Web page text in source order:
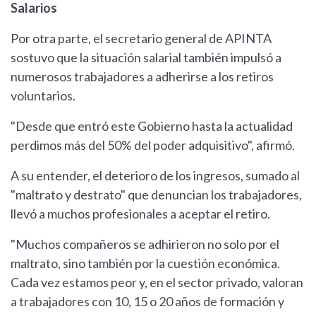
Salarios
Por otra parte, el secretario general de APINTA
sostuvo que la situación salarial también impulsó a
numerosos trabajadores a adherirse a los retiros
voluntarios.
"Desde que entró este Gobierno hasta la actualidad
perdimos más del 50% del poder adquisitivo", afirmó.
A su entender, el deterioro de los ingresos, sumado al
"maltrato y destrato" que denuncian los trabajadores,
llevó a muchos profesionales a aceptar el retiro.
"Muchos compañeros se adhirieron no solo por el
maltrato, sino también por la cuestión económica.
Cada vez estamos peor y, en el sector privado, valoran
a trabajadores con 10, 15 o 20 años de formación y